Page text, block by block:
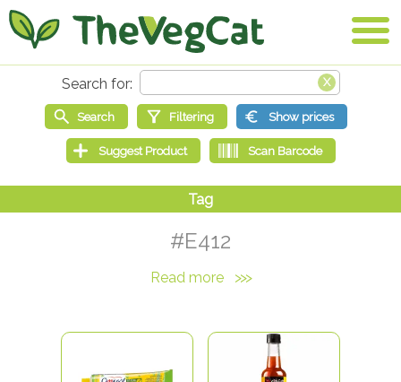
#E412
Read more >>>